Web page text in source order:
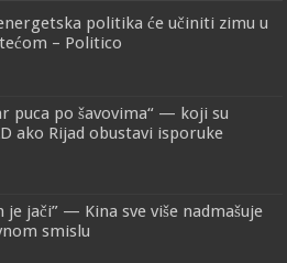
politika će učiniti zimu u
– Politico
puca po šavovima“ — koji su
ako Rijad obustavi isporuke
je jači” — Kina sve više nadmašuje
smislu